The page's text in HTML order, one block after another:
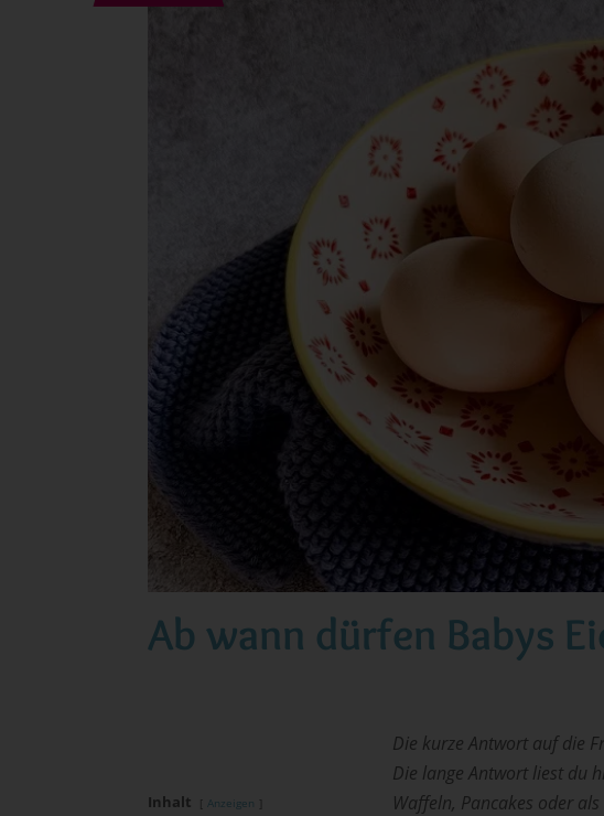
Ab wann dürfen Babys
Inhalt Anzeigen
Die kurze Antwort auf die
Die lange Antwort liest du
Waffeln, Pancakes oder